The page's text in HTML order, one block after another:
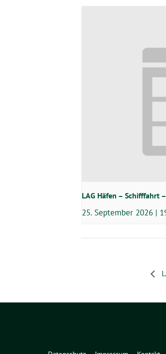
LAG Häfen – Schifffahrt
25. September 2026 |